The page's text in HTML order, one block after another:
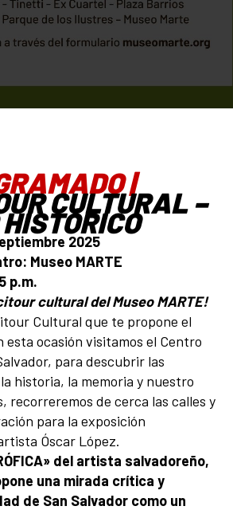
|
CULTURAL –
2025
Museo MARTE
p.m.
cultural del Museo MARTE!
Cultural que te propone el
esta ocasión visitamos el Centro
para descubrir las
historia, la memoria y nuestro
recorreremos de cerca las calles y
para la exposición
Óscar López.
del artista salvadoreño,
una mirada crítica y
de San Salvador como un